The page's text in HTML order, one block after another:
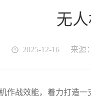
无
2025-12-16 来源
作战效能，着力打造